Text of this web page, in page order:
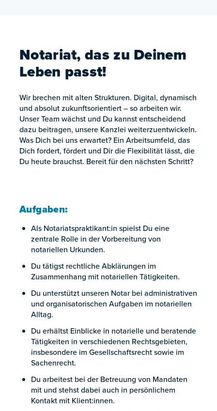
Notariat, das zu Deinem
Leben passt!
Wir brechen mit alten Strukturen. Digital, dynamisch
und absolut zukunftsorientiert – so arbeiten wir.
Unser Team wächst und Du kannst entscheidend
dazu beitragen, unsere Kanzlei weiterzuentwickeln.
Was Dich bei uns erwartet? Ein Arbeitsumfeld, das
Dich fordert, fördert und Dir die Flexibilität lässt, die
Du heute brauchst. Bereit für den nächsten Schritt?
Aufgaben:
Als Notariatspraktikant:in spielst Du eine
zentrale Rolle in der Vorbereitung von
notariellen Urkunden.
Du tätigst rechtliche Abklärungen im
Zusammenhang mit notariellen Tätigkeiten.
Du unterstützt unseren Notar bei administrativen
und organisatorischen Aufgaben im notariellen
Alltag.
Du erhältst Einblicke in notarielle und beratende
Tätigkeiten in verschiedenen Rechtsgebieten,
insbesondere im Gesellschaftsrecht sowie im
Sachenrecht.
Du arbeitest bei der Betreuung von Mandaten
mit und stehst dabei auch in persönlichem
Kontakt mit Klient:innen.